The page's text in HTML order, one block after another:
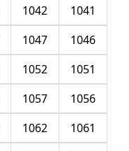
1041
1042
1046
1047
1051
1052
1056
1057
1061
1062